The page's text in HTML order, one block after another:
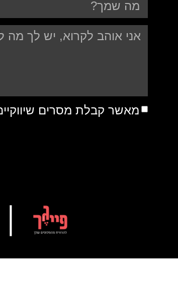
מאשר קבלת מסרים
|